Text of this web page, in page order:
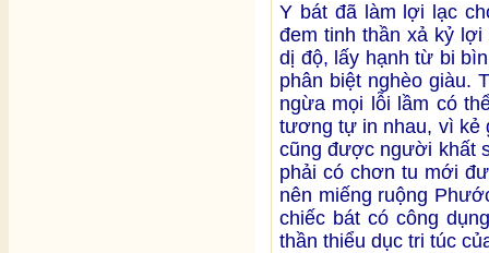
Y bát đã làm lợi lạc
đem tinh thần xả kỷ
dị độ, lấy hạnh từ bi
phân biệt nghèo giàu.
ngừa mọi lỗi lầm có
tương tự in nhau, vì kẻ
cũng được người khất
phải có chơn tu mới
nên miếng ruộng
chiếc bát có công
thần thiểu dục tri túc